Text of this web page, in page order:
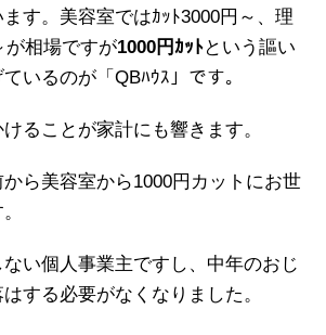
す。美容室ではｶｯﾄ3000円～、理
が相場ですが1000円ｶｯﾄという謳い
いるのが「QBﾊｳｽ」です。
ることが家計にも響きます。
ら美容室から1000円カットにお世
い個人事業主ですし、中年のおじ
する必要がなくなりました。